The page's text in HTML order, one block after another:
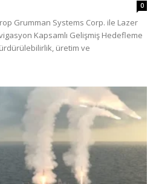
0
Grumman Systems Corp. ile Lazer
Kapsamlı Gelişmiş Hedefleme
üretim ve